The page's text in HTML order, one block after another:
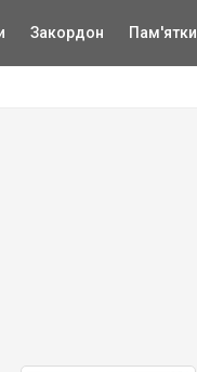
Закордон Пам'ятки